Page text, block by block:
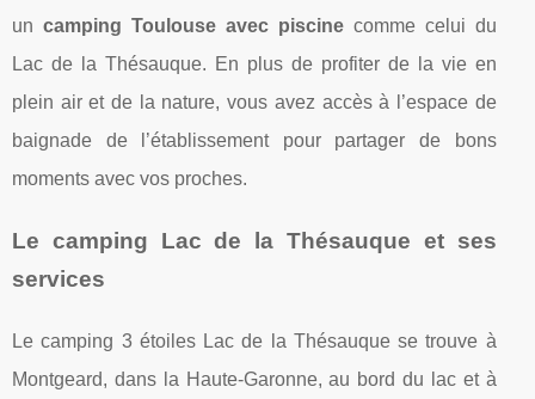
un camping Toulouse avec piscinecomme celui du
Lac de la Thésauque. En plus de profiter de la vie en
plein air et de la nature, vous avez accès à l’espace de
baignade de l’établissement pour partager de bons
moments avec vos proches.
Le camping Lac de la Thésauque et ses
services
Le camping 3 étoiles Lac de la Thésauque se trouve à
Montgeard, dans la Haute-Garonne, au bord du lac et à